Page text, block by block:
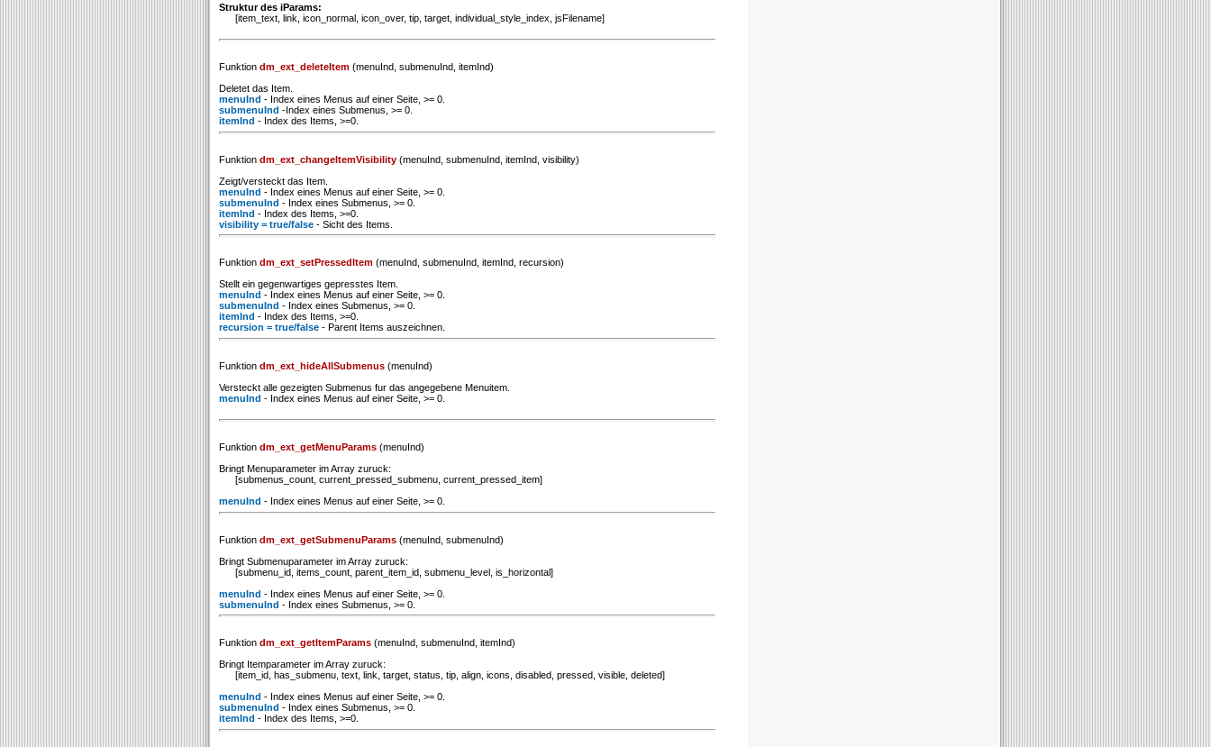
Struktur des iParams:
[item_text, link, icon_normal, icon_over, tip, target, individual_style_index, jsFilename]
Funktion dm_ext_deleteItem (menuInd, submenuInd, itemInd)
Deletet das Item.
menuInd - Index eines Menus auf einer Seite, >= 0.
submenuInd -Index eines Submenus, >= 0.
itemInd - Index des Items, >=0.
Funktion dm_ext_changeItemVisibility (menuInd, submenuInd, itemInd, visibility)
Zeigt/versteckt das Item.
menuInd - Index eines Menus auf einer Seite, >= 0.
submenuInd - Index eines Submenus, >= 0.
itemInd - Index des Items, >=0.
visibility = true/false - Sicht des Items.
Funktion dm_ext_setPressedItem (menuInd, submenuInd, itemInd, recursion)
Stellt ein gegenwartiges gepresstes Item.
menuInd - Index eines Menus auf einer Seite, >= 0.
submenuInd - Index eines Submenus, >= 0.
itemInd - Index des Items, >=0.
recursion = true/false - Parent Items auszeichnen.
Funktion dm_ext_hideAllSubmenus (menuInd)
Versteckt alle gezeigten Submenus fur das angegebene Menuitem.
menuInd - Index eines Menus auf einer Seite, >= 0.
Funktion dm_ext_getMenuParams (menuInd)
Bringt Menuparameter im Array zuruck:
[submenus_count, current_pressed_submenu, current_pressed_item]
menuInd - Index eines Menus auf einer Seite, >= 0.
Funktion dm_ext_getSubmenuParams (menuInd, submenuInd)
Bringt Submenuparameter im Array zuruck:
[submenu_id, items_count, parent_item_id, submenu_level, is_horizontal]
menuInd - Index eines Menus auf einer Seite, >= 0.
submenuInd - Index eines Submenus, >= 0.
Funktion dm_ext_getItemParams (menuInd, submenuInd, itemInd)
Bringt Itemparameter im Array zuruck:
[item_id, has_submenu, text, link, target, status, tip, align, icons, disabled, pressed, visible, deleted]
menuInd - Index eines Menus auf einer Seite, >= 0.
submenuInd - Index eines Submenus, >= 0.
itemInd - Index des Items, >=0.